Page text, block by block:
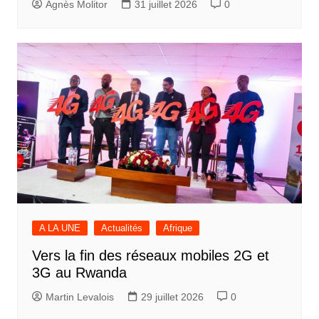
Agnès Molitor 31 juillet 2026 0
A LA UNE Actualités Afrique
Vers la fin des réseaux mobiles 2G et
3G au Rwanda
Martin Levalois 29 juillet 2026 0